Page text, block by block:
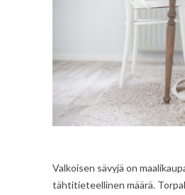
Valkoisen sävyjä on
tähtitieteellinen määrä.